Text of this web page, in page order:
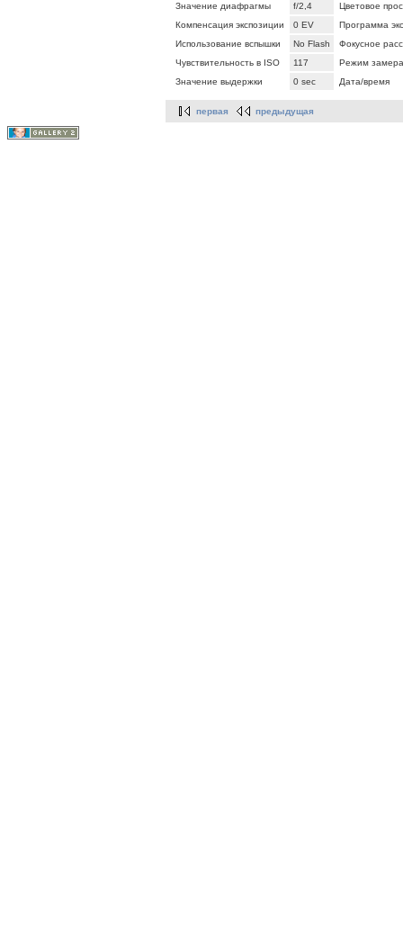
Значение диафрагмы
f/2,4
Цветовое
Компенсация экспозиции
0 EV
Программа
Использование вспышки
No Flash
Фокусное
Чувствительность в ISO
117
Режим замера
Значение выдержки
0 sec Дата/время
первая предыдущая